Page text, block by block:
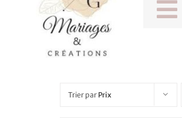
Pour la mariée
Trier par Prix